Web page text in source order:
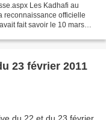
Les Kadhafi au
reconnaissance officielle
fait savoir le 10 mars
23 février 2011